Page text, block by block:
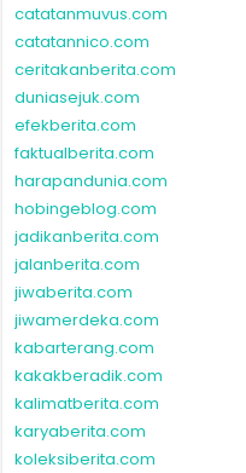
catatanmuvus.com
catatannico.com
ceritakanberita.com
duniasejuk.com
efekberita.com
faktualberita.com
harapandunia.com
hobingeblog.com
jadikanberita.com
jalanberita.com
jiwaberita.com
jiwamerdeka.com
kabarterang.com
kakakberadik.com
kalimatberita.com
karyaberita.com
koleksiberita.com